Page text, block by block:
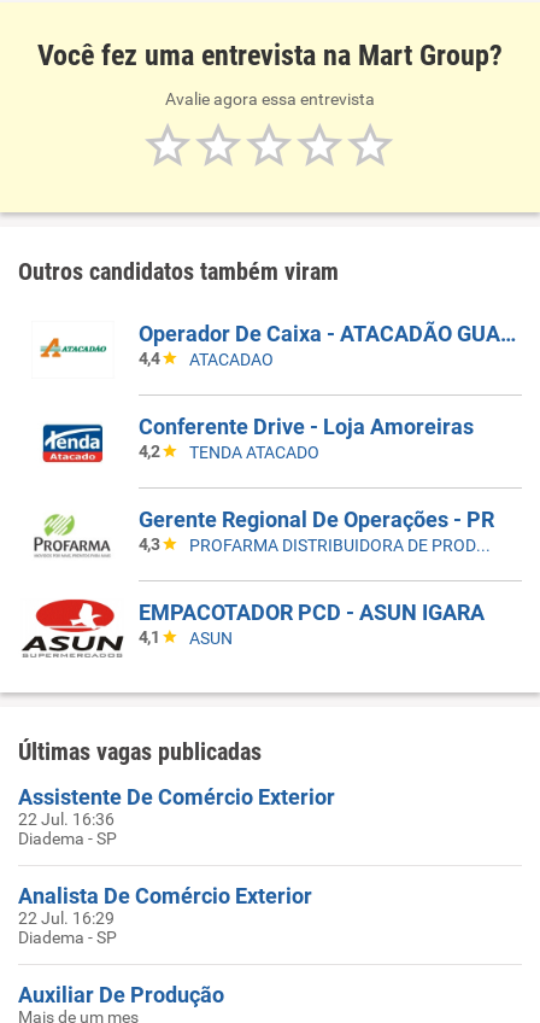
Você fez uma entrevista na Mart Group?
Avalie agora essa entrevista
Outros candidatos também viram
Operador De Caixa - ATACADÃO GUARULHOS BONSUCESSO
4,4 ATACADAO
Conferente Drive - Loja Amoreiras
4,2 TENDA ATACADO
Gerente Regional De Operações - PR
4,3 PROFARMA DISTRIBUIDORA DE PRODUTOS FARMACEUTICOS
EMPACOTADOR PCD - ASUN IGARA
4,1 ASUN
Últimas vagas publicadas
Assistente De Comércio Exterior
22 Jul. 16:36
Diadema - SP
Analista De Comércio Exterior
22 Jul. 16:29
Diadema - SP
Auxiliar De Produção
Mais de um mes